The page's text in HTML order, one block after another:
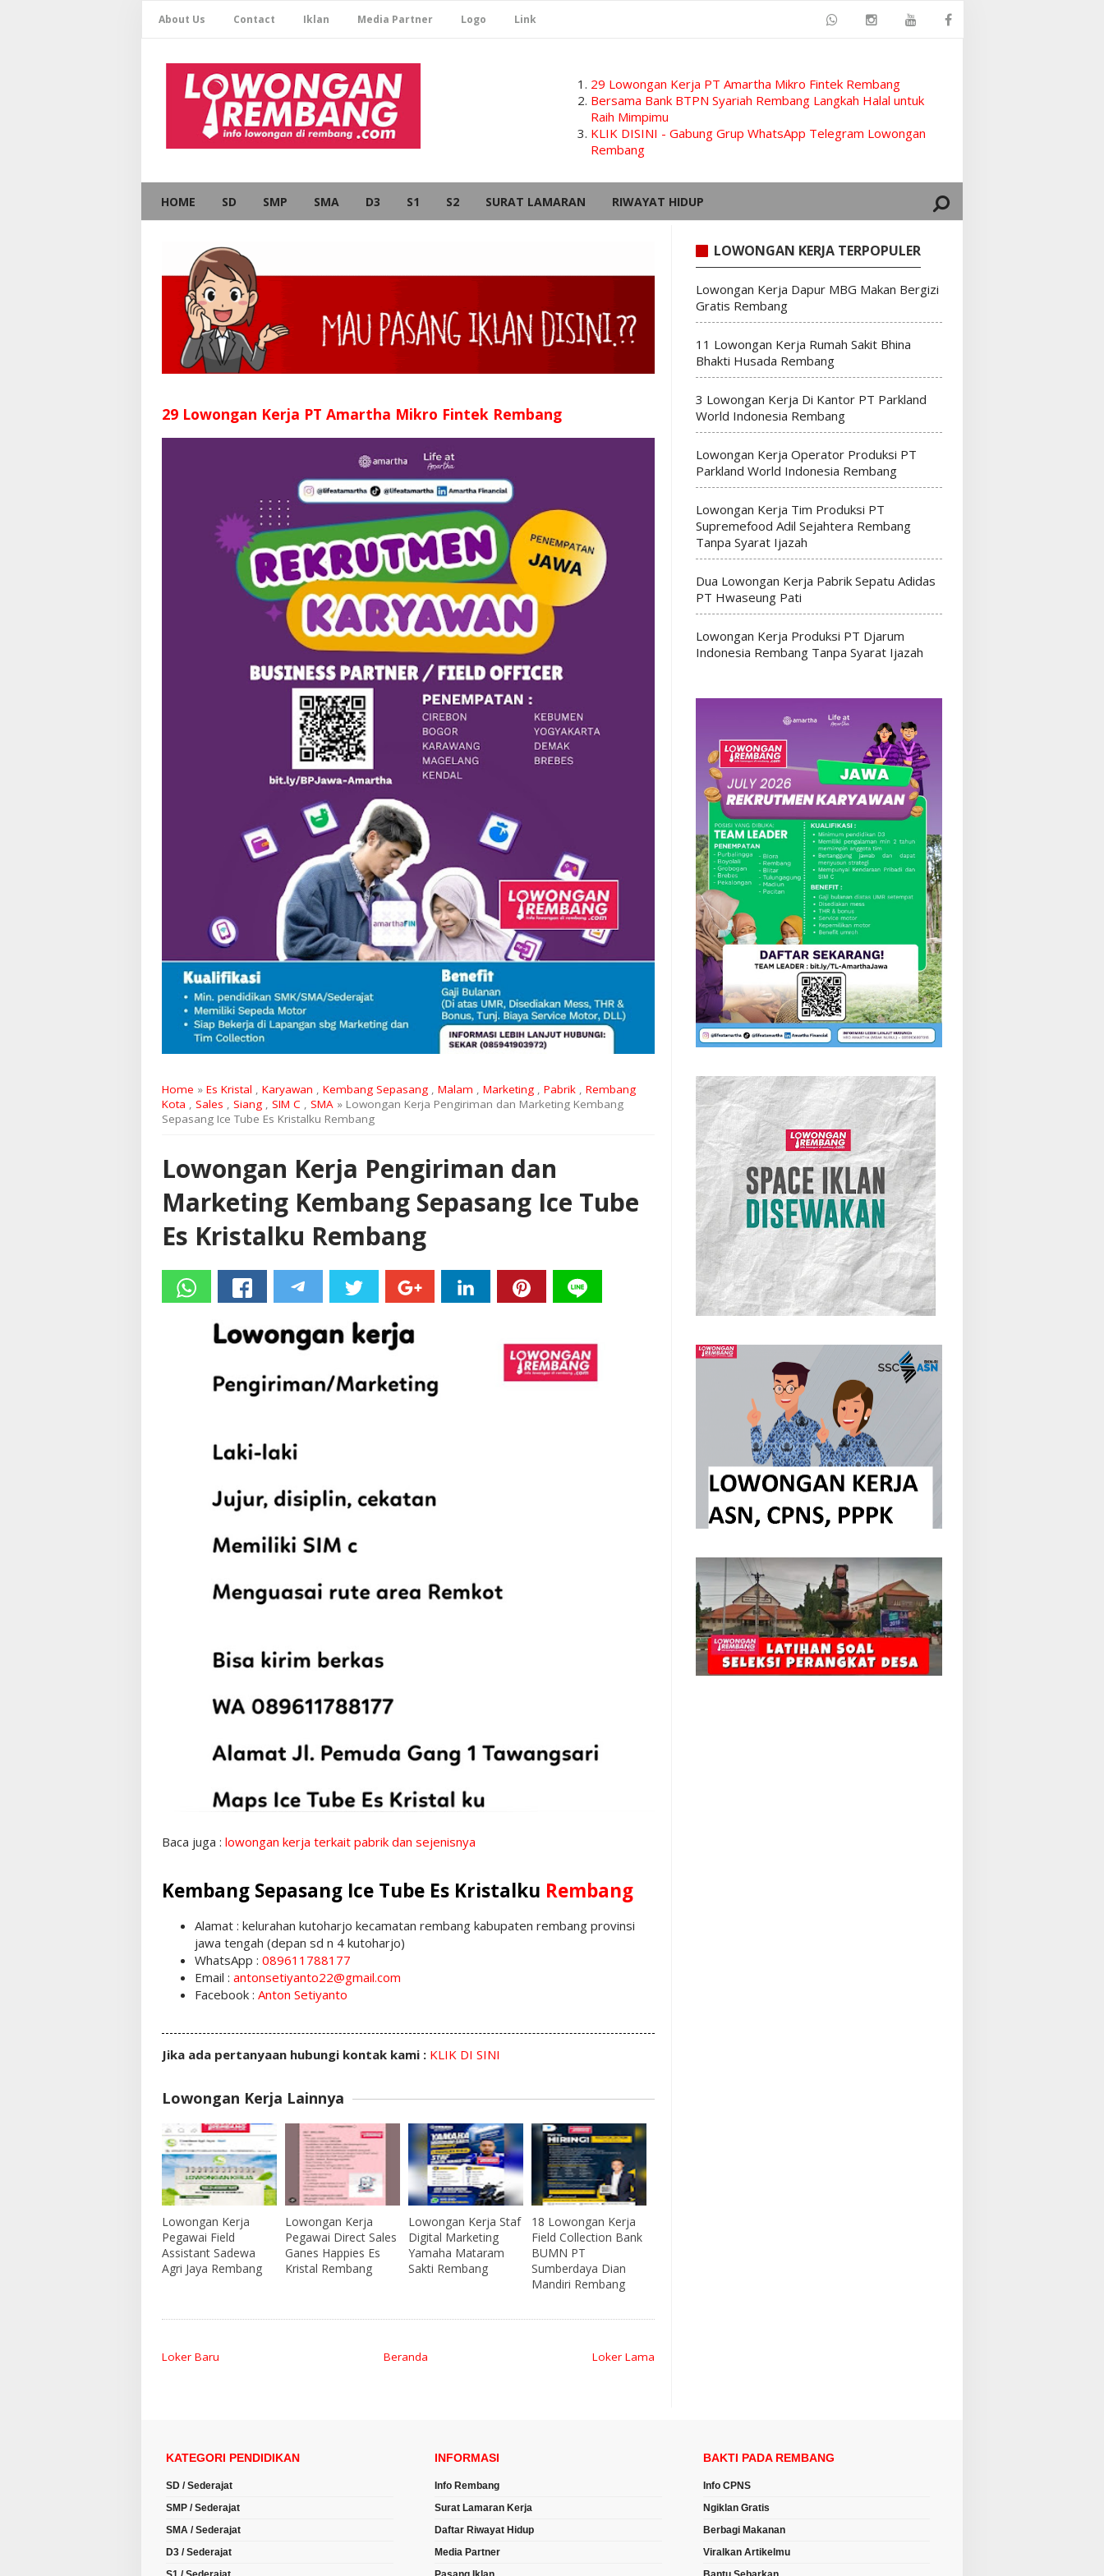
About Us Contact Iklan Media Partner Logo Link
29 Lowongan Kerja PT Amartha Mikro Fintek Rembang
Bersama Bank BTPN Syariah Rembang Langkah Halal untuk
Raih Mimpimu
KLIK DISINI - Gabung Grup WhatsApp Telegram Lowongan
Rembang
HOME SD SMP SMA D3 S1 S2 SURAT LAMARAN RIWAYAT HIDUP
29 Lowongan Kerja PT Amartha Mikro Fintek Rembang
Home » Es Kristal , Karyawan , Kembang Sepasang , Malam , Marketing , Pabrik , Rembang
Kota , Sales , Siang , SIM C , SMA » Lowongan Kerja Pengiriman dan Marketing Kembang
Sepasang Ice Tube Es Kristalku Rembang
Lowongan Kerja Pengiriman dan
Marketing Kembang Sepasang Ice Tube
Es Kristalku Rembang
Baca juga : lowongan kerja terkait pabrik dan sejenisnya
Kembang Sepasang Ice Tube Es Kristalku Rembang
Alamat : kelurahan kutoharjo kecamatan rembang kabupaten rembang provinsi
jawa tengah (depan sd n 4 kutoharjo)
WhatsApp : 089611788177
Email : antonsetiyanto22@gmail.com
Facebook : Anton Setiyanto
Jika ada pertanyaan hubungi kontak kami : KLIK DI SINI
Lowongan Kerja Lainnya
Lowongan Kerja
Pegawai Field
Assistant Sadewa
Agri Jaya Rembang
Lowongan Kerja
Pegawai Direct Sales
Ganes Happies Es
Kristal Rembang
Lowongan Kerja Staf
Digital Marketing
Yamaha Mataram
Sakti Rembang
18 Lowongan Kerja
Field Collection Bank
BUMN PT
Sumberdaya Dian
Mandiri Rembang
Loker Baru Loker Lama
Beranda
LOWONGAN KERJA TERPOPULER
Lowongan Kerja Dapur MBG Makan Bergizi
Gratis Rembang
11 Lowongan Kerja Rumah Sakit Bhina
Bhakti Husada Rembang
3 Lowongan Kerja Di Kantor PT Parkland
World Indonesia Rembang
Lowongan Kerja Operator Produksi PT
Parkland World Indonesia Rembang
Lowongan Kerja Tim Produksi PT
Supremefood Adil Sejahtera Rembang
Tanpa Syarat Ijazah
Dua Lowongan Kerja Pabrik Sepatu Adidas
PT Hwaseung Pati
Lowongan Kerja Produksi PT Djarum
Indonesia Rembang Tanpa Syarat Ijazah
KATEGORI PENDIDIKAN
SD / Sederajat
SMP / Sederajat
SMA / Sederajat
D3 / Sederajat
INFORMASI
Info Rembang
Surat Lamaran Kerja
Daftar Riwayat Hidup
Media Partner
BAKTI PADA REMBANG
Info CPNS
Ngiklan Gratis
Berbagi Makanan
Viralkan Artikelmu